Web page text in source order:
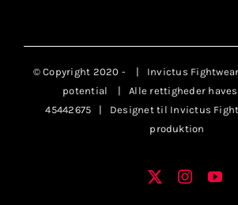
© Copyright 2020 -
| Invictus Fightwear
potential
| Alle rettigheder
45442675 | Designet til Invictus
produktion
Facebook
X